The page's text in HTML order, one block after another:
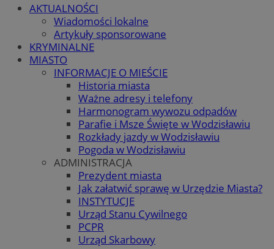
AKTUALNOŚCI
Wiadomości lokalne
Artykuły sponsorowane
KRYMINALNE
MIASTO
INFORMACJE O MIEŚCIE
Historia miasta
Ważne adresy i telefony
Harmonogram wywozu odpadów
Parafie i Msze Święte w Wodzisławiu
Rozkłady jazdy w Wodzisławiu
Pogoda w Wodzisławiu
ADMINISTRACJA
Prezydent miasta
Jak załatwić sprawę w Urzędzie Miasta?
INSTYTUCJE
Urząd Stanu Cywilnego
PCPR
Urząd Skarbowy